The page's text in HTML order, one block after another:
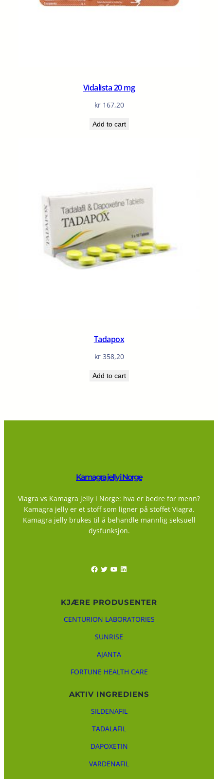
Vidalista 20 mg
kr167,20
Add to cart
Tadapox
kr358,20
Add to cart
Kamagra jelly i Norge
Viagra vs Kamagra jelly i Norge: hva er bedre for menn?
Kamagra jelly er et stoff som ligner på stoffet Viagra.
Kamagra jelly brukes til å behandle mannlig seksuell
dysfunksjon.
Facebook Twitter YouTube LinkedIn
KJÆRE PRODUSENTER
CENTURION LABORATORIES
SUNRISE
AJANTA
FORTUNE HEALTH CARE
AKTIV INGREDIENS
SILDENAFIL
TADALAFIL
DAPOXETIN
VARDENAFIL